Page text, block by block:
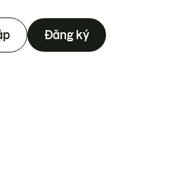
Đăng ký